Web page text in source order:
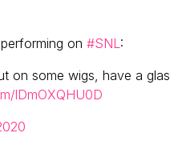
on #SNL :
on some wigs, have a
lDmOXQHU0D